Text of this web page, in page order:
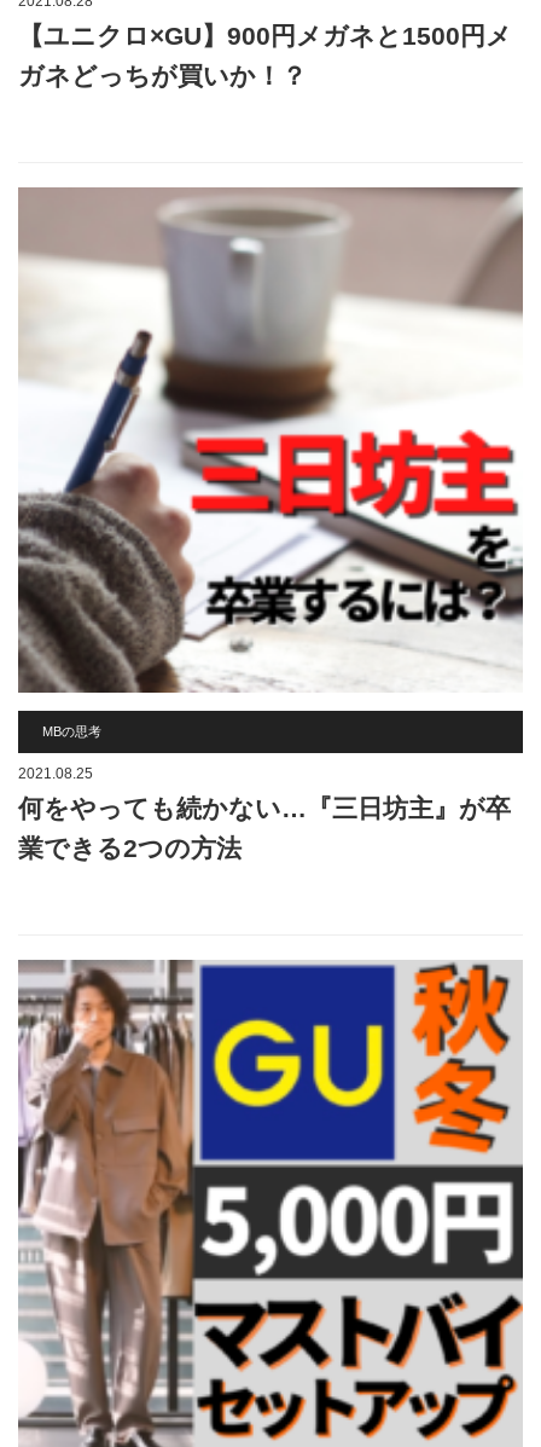
【ユニクロ×GU】900円メガネと1500円メ
ガネどっちが買いか！？
MBの思考
2021.08.25
何をやっても続かない…『三日坊主』が卒
業できる2つの方法